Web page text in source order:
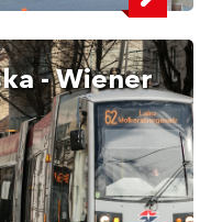
- Wiener